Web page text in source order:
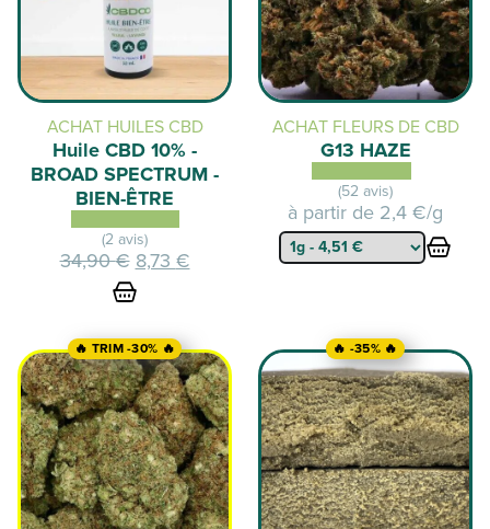
ACHAT HUILES CBD
Huile CBD 10% -
BROAD SPECTRUM -
BIEN-ÊTRE
(2 avis)
34,90€ Le
prix
initial
34,90 €.
8,73 €Le
8,73 €.
ACHAT FLEURS DE CBD
G13 HAZE
(52 avis)
à partir de 2,4 €/g
🔥 TRIM -30% 🔥 🔥 -35% 🔥